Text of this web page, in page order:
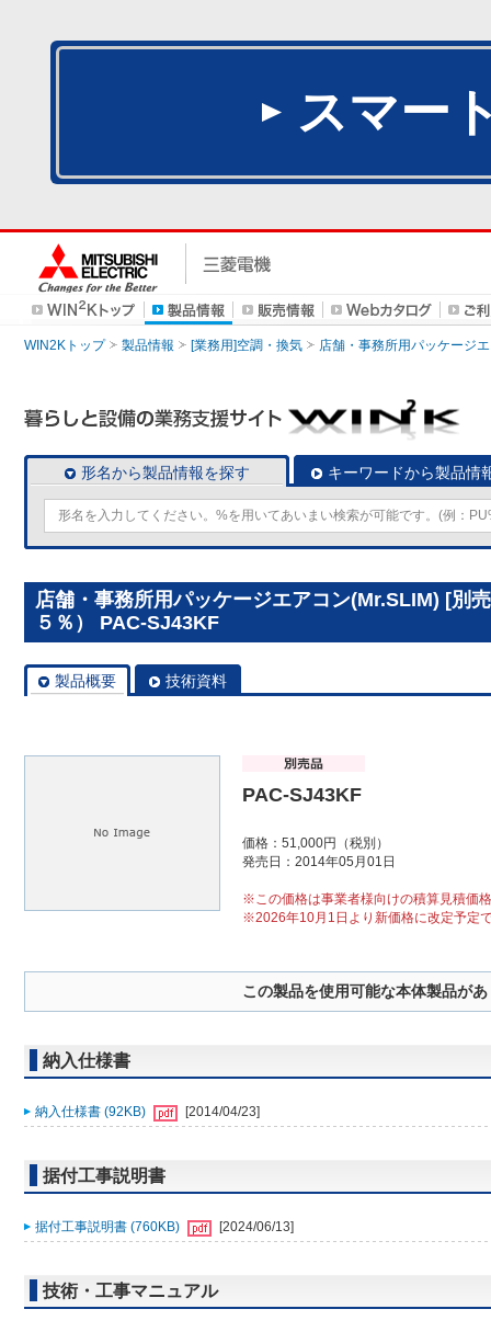
スマー
WIN2Kトップ 製品情報 [業務用]空調・換気 店舗・事務所用パッケージ
形名から製品情報を探す キーワードから製品情
店舗・事務所用パッケージエアコン(Mr.SLIM) [別
５％） PAC-SJ43KF
製品概要 技術資料
PAC-SJ43KF
価格：51,000円（税別）
発売日：2014年05月01日
※この価格は事業者様向けの積算見積価
※2026年10月1日より新価格に改定予定
この製品を使用可能な本体製品が
納入仕様書
納入仕様書 (92KB) [2014/04/23]
据付工事説明書
据付工事説明書 (760KB) [2024/06/13]
技術・工事マニュアル